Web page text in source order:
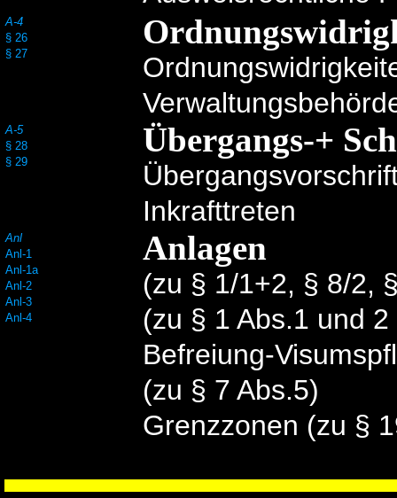
A-4
§ 26
§ 27
A-5
§ 28
§ 29
Übergangs-+
Inkrafttreten
Anl
Anl-1
Anl-1a
Anl-2
Anl-3
Anl-4
Anlagen
(zu § 1/1+2, § 8/2,
(zu § 1 Abs.1 und
Befreiung-
(zu § 7 Abs.5)
Grenzzonen (zu §